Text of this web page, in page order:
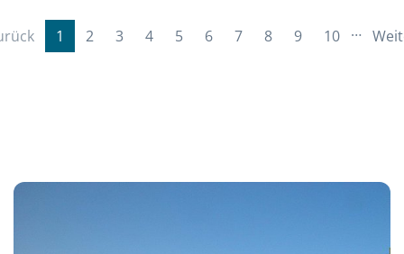
1 2 3 4 5 6 7 8 9 10 …